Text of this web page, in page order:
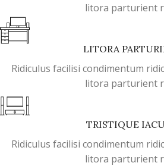
litora parturient
LITORA
Ridiculus facilisi condimentum
litora parturient
TRISTIQUE
Ridiculus facilisi condimentum
litora parturient